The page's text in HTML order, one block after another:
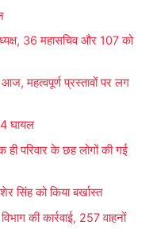
36 महासचिव और 107 को
महत्वपूर्ण प्रस्तावों पर लग
घायल
परिवार के छह लोगों की गई
सिंह को किया बर्खास्त
की कार्रवाई, 257 वाहनों